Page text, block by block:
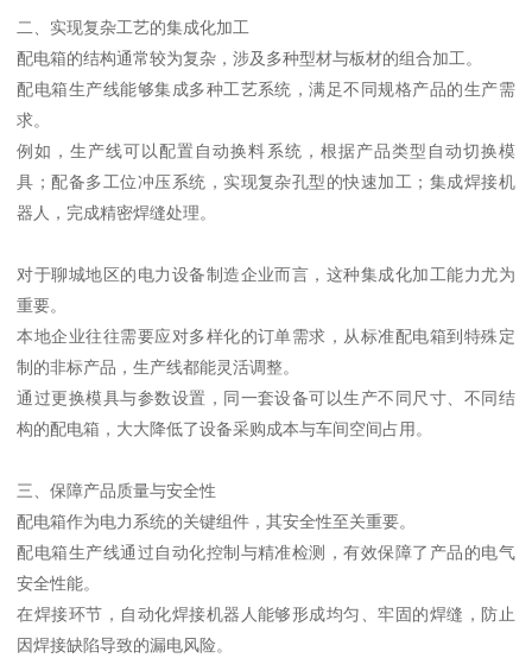
二、实现复杂工艺的集成化加工
配电箱的结构通常较为复杂，涉及多种型材与板材的组合加工。
配电箱生产线能够集成多种工艺系统，满足不同规格产品的生产需
求。
例如，生产线可以配置自动换料系统，根据产品类型自动切换模
具；配备多工位冲压系统，实现复杂孔型的快速加工；集成焊接机
器人，完成精密焊缝处理。
对于聊城地区的电力设备制造企业而言，这种集成化加工能力尤为
重要。
本地企业往往需要应对多样化的订单需求，从标准配电箱到特殊定
制的非标产品，生产线都能灵活调整。
通过更换模具与参数设置，同一套设备可以生产不同尺寸、不同结
构的配电箱，大大降低了设备采购成本与车间空间占用。
三、保障产品质量与安全性
配电箱作为电力系统的关键组件，其安全性至关重要。
配电箱生产线通过自动化控制与精准检测，有效保障了产品的电气
安全性能。
在焊接环节，自动化焊接机器人能够形成均匀、牢固的焊缝，防止
因焊接缺陷导致的漏电风险。